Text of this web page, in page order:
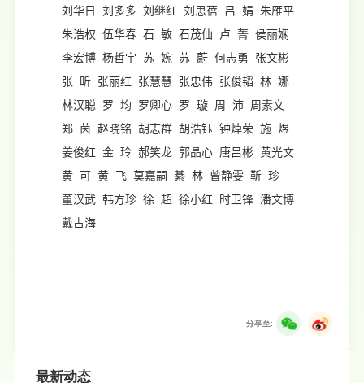
刘华日 刘多多 刘继红 刘思蓓 吕 娟 朱雁平
朱浩权 伍华春 石 敏 石茂仙 卢 菁 侯丽娴
李宏博 杨哲宇 苏 婉 苏 蔚 何志勇 张文彬
张 昕 张丽红 张慧慧 张忠伟 张俊韬 林 娜
林汉聪 罗 均 罗卿心 罗 璇 周 沛 周素文
郑 茵 赵晓铭 胡志群 胡浩钰 钟焯荣 施 煜
姜俊红 金 玲 郝笑龙 郭晶心 唐吕彬 黄光文
黄 可 黄 飞 莫嘉嗣 綦 林 曾静雯 靳 珍
董汉武 韩方珍 徐 超 徐小红 时卫锋 潘文博
戴占海
分享至:
最新动态